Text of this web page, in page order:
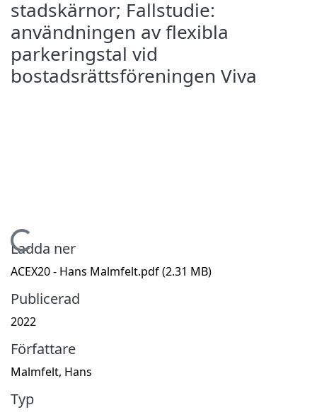
stadskärnor; Fallstudie:
användningen av flexibla
parkeringstal vid
bostadsrättsföreningen Viva
Hämtar...
Ladda ner
ACEX20 - Hans Malmfelt.pdf(2.31 MB)
Publicerad
2022
Författare
Malmfelt, Hans
Typ